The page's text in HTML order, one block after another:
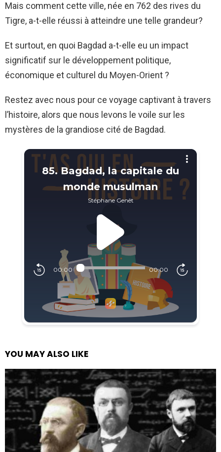
Mais comment cette ville, née en 762 des rives du
Tigre, a-t-elle réussi à atteindre une telle grandeur?
Et surtout, en quoi Bagdad a-t-elle eu un impact
significatif sur le développement politique,
économique et culturel du Moyen-Orient ?
Restez avec nous pour ce voyage captivant à travers
l’histoire, alors que nous levons le voile sur les
mystères de la grandiose cité de Bagdad.
YOU MAY ALSO LIKE